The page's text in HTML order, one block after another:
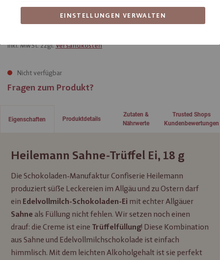
Praliné-Ei aus Edelvollmilch-Schokolade mit Sahne-Trüffel-
inkl. MwSt. zzgl.Versandkosten
Nicht verfügbar
Fragen zum Produkt?
Eigenschaften
Heilemann Sahne-Trüffel Ei, 18 g
Die Schokoladen-Manufaktur Confiserie Heilemann
produziert süße Leckereien im Allgäu und zu Ostern darf
ein Edelvollmilch-Schokoladen-Ei mit echter Allgäuer
Sahne als Füllung nicht fehlen. Wir setzen noch einen
drauf: die Creme ist eine Trüffelfüllung! Diese Kombination
aus Sahne und Edelvollmilchschokolade ist einfach
himmlisch. Mit dem leichten Alkoholgehalt ist sie perfekt
Produktdetails
Zutaten &
Nährwerte
Trusted Shops
Kundenbewertungen
EINSTELLUNGEN VERWALTEN